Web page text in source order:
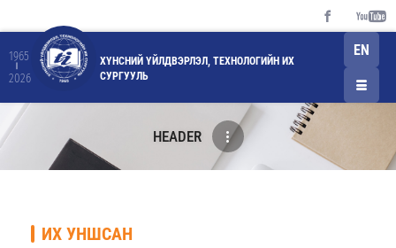
1965
2026
ХҮНСНИЙ ҮЙЛДВЭРЛЭЛ, ТЕХНОЛОГИЙН ИХ
СУРГУУЛЬ
EN
HEADER
ИХ УНШСАН